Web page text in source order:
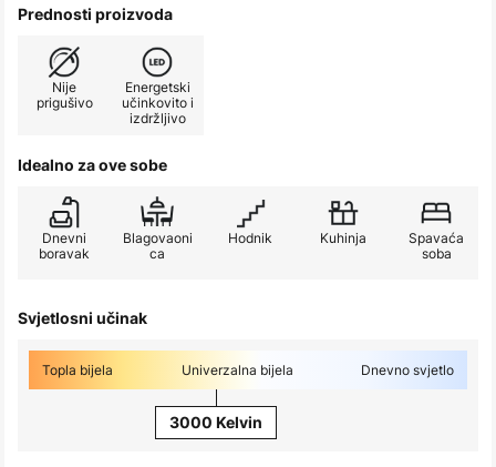
Prednosti proizvoda
Nije
prigušivo
Energetski
učinkovito i
izdržljivo
Idealno za ove sobe
Dnevni
boravak
Blagovaoni
ca
Hodnik Kuhinja
Spavaća
soba
Svjetlosni učinak
Topla bijela Univerzalna bijela Dnevno svjetlo
3000 Kelvin